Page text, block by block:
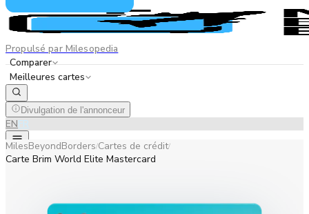
Propulsé par Milesopedia
Comparer
Meilleures cartes
Divulgation de l'annonceur
ENFR
MilesBeyondBorders/Cartes de crédit/
Carte Brim World Elite Mastercard